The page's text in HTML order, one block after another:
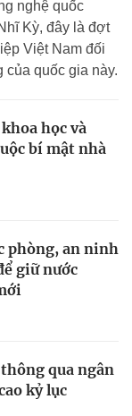
nghệ quốc
Kỳ, đây là đợt
Việt Nam đối
của quốc gia này.
học và
bí mật nhà
phòng, an ninh
giữ nước
qua ngân
kỷ lục